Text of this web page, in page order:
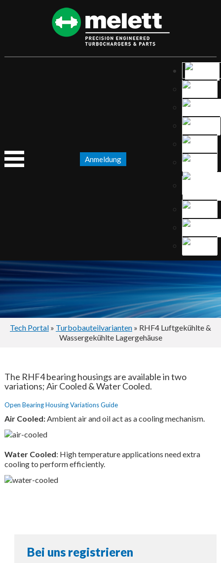
Anmeldung
Tech Portal » Turbobauteilvarianten » RHF4 Luftgekühlte &
Wassergekühlte Lagergehäuse
The RHF4 bearing housings are available in two
variations; Air Cooled & Water Cooled.
Open Bearing Housing Variations Guide
Air Cooled:Ambient air and oil act as a cooling mechanism.
Water Cooled: High temperature applications need extra
cooling to perform efficiently.
Bei uns registrieren